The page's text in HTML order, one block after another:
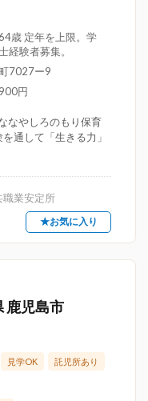
歳 定年を上限。学
経験者募集。
7027ー9
円
なやしろのもり保育
通して「生きる力」
職業安定所
★お気に入り
鹿児島市
見学OK 託児所あり